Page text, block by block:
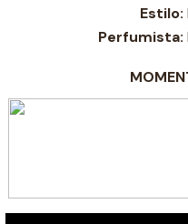
Estilo:
Perfumista: